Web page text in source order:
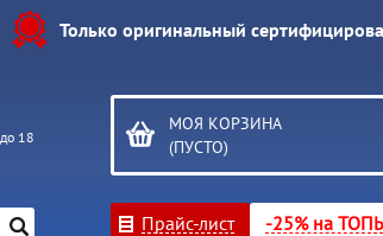
Только оригинальный
18
МОЯ КОРЗИНА
(ПУСТО)
Прайс-лист -25% на